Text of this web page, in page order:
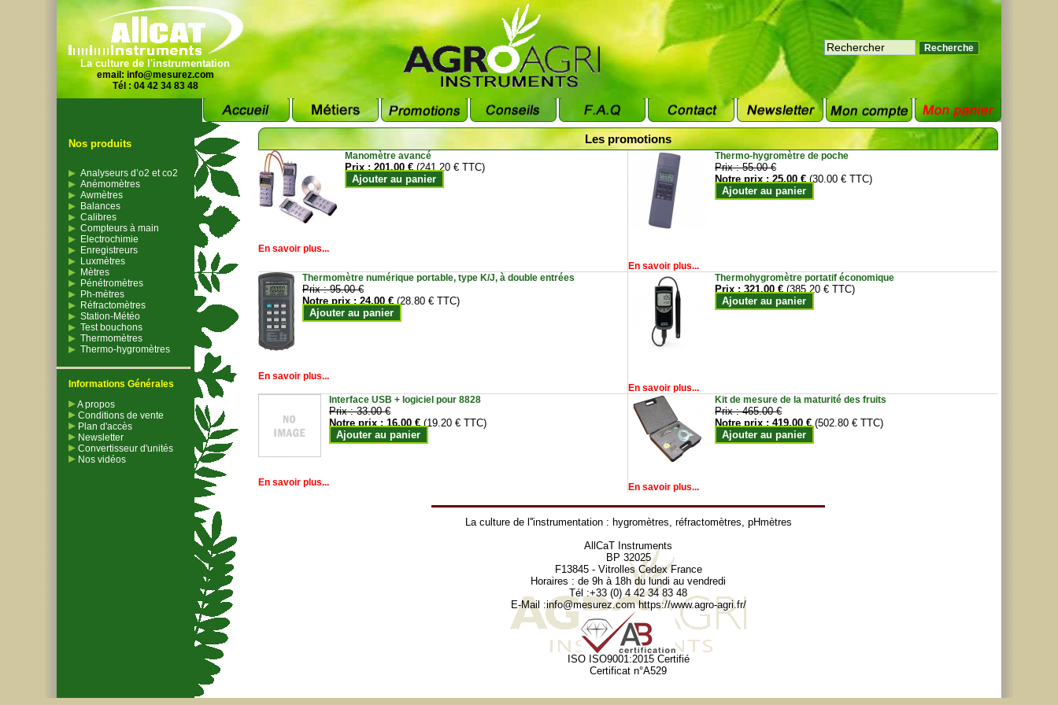
La culture de l'instrumentation
email: info@mesurez.com
Tél : 04 42 34 83 48
Nos produits
Analyseurs d’o2 et co2
Anémomètres
Awmètres
Balances
Calibres
Compteurs à main
Electrochimie
Enregistreurs
Luxmètres
Mètres
Pénétromètres
Ph-mètres
Réfractomètres
Station-Météo
Test bouchons
Thermomètres
Thermo-hygromètres
Informations Générales
A propos
Conditions de vente
Plan d'accès
Newsletter
Convertisseur d'unités
Nos vidéos
Les promotions
Manomètre avancé
Prix :201.00 € (241.20 € TTC)
Ajouter au panier
En savoir plus...
Thermo-hygromètre de poche
Prix :55.00 €
Notre prix :25.00 € (30.00 € TTC)
Ajouter au panier
En savoir plus...
Thermomètre numérique portable, type K/J, à double entrées
Prix :95.00 €
Notre prix :24.00 € (28.80 € TTC)
Ajouter au panier
En savoir plus...
Thermohygromètre portatif économique
Prix :321.00 € (385.20 € TTC)
Ajouter au panier
En savoir plus...
Interface USB + logiciel pour 8828
Prix :33.00 €
Notre prix :16.00 € (19.20 € TTC)
Ajouter au panier
En savoir plus...
Kit de mesure de la maturité des fruits
Prix :465.00 €
Notre prix :419.00 € (502.80 € TTC)
Ajouter au panier
En savoir plus...
La culture de l''instrumentation : hygromètres, réfractomètres, pHmètres
AllCaT Instruments
BP 32025
F13845 - Vitrolles Cedex France
Horaires : de 9h à 18h du lundi au vendredi
Tél :+33 (0) 4 42 34 83 48
E-Mail :info@mesurez.com https://www.agro-agri.fr/
ISO ISO9001:2015 Certifié
Certificat n°A529